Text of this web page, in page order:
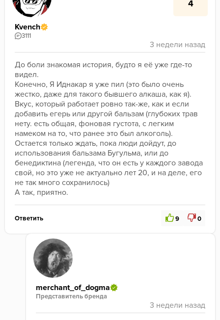
4
Kvench
3111
До боли знакомая история, будто я её уже где-то
видел.
Конечно, Я Иднакар я уже пил (это было очень
жестко, даже для такого бывшего алкаша, как я).
Вкус, который работает ровно так-же, как и если
добавить егерь или другой бальзам (глубоких трав
нету. есть общая, фоновая густота, с легким
намеком на то, что ранее это был алкоголь).
Остается только ждать, пока люди дойдут, до
использования бальзама Бугульма, или до
бенедиктина (легенда, что он есть у каждого завода
свой, но это уже не актуально лет 20, и на деле, его
не так много сохранилось)
А так, приятно.
Ответить 9 0
merchant_of_dogma
Представитель бренда